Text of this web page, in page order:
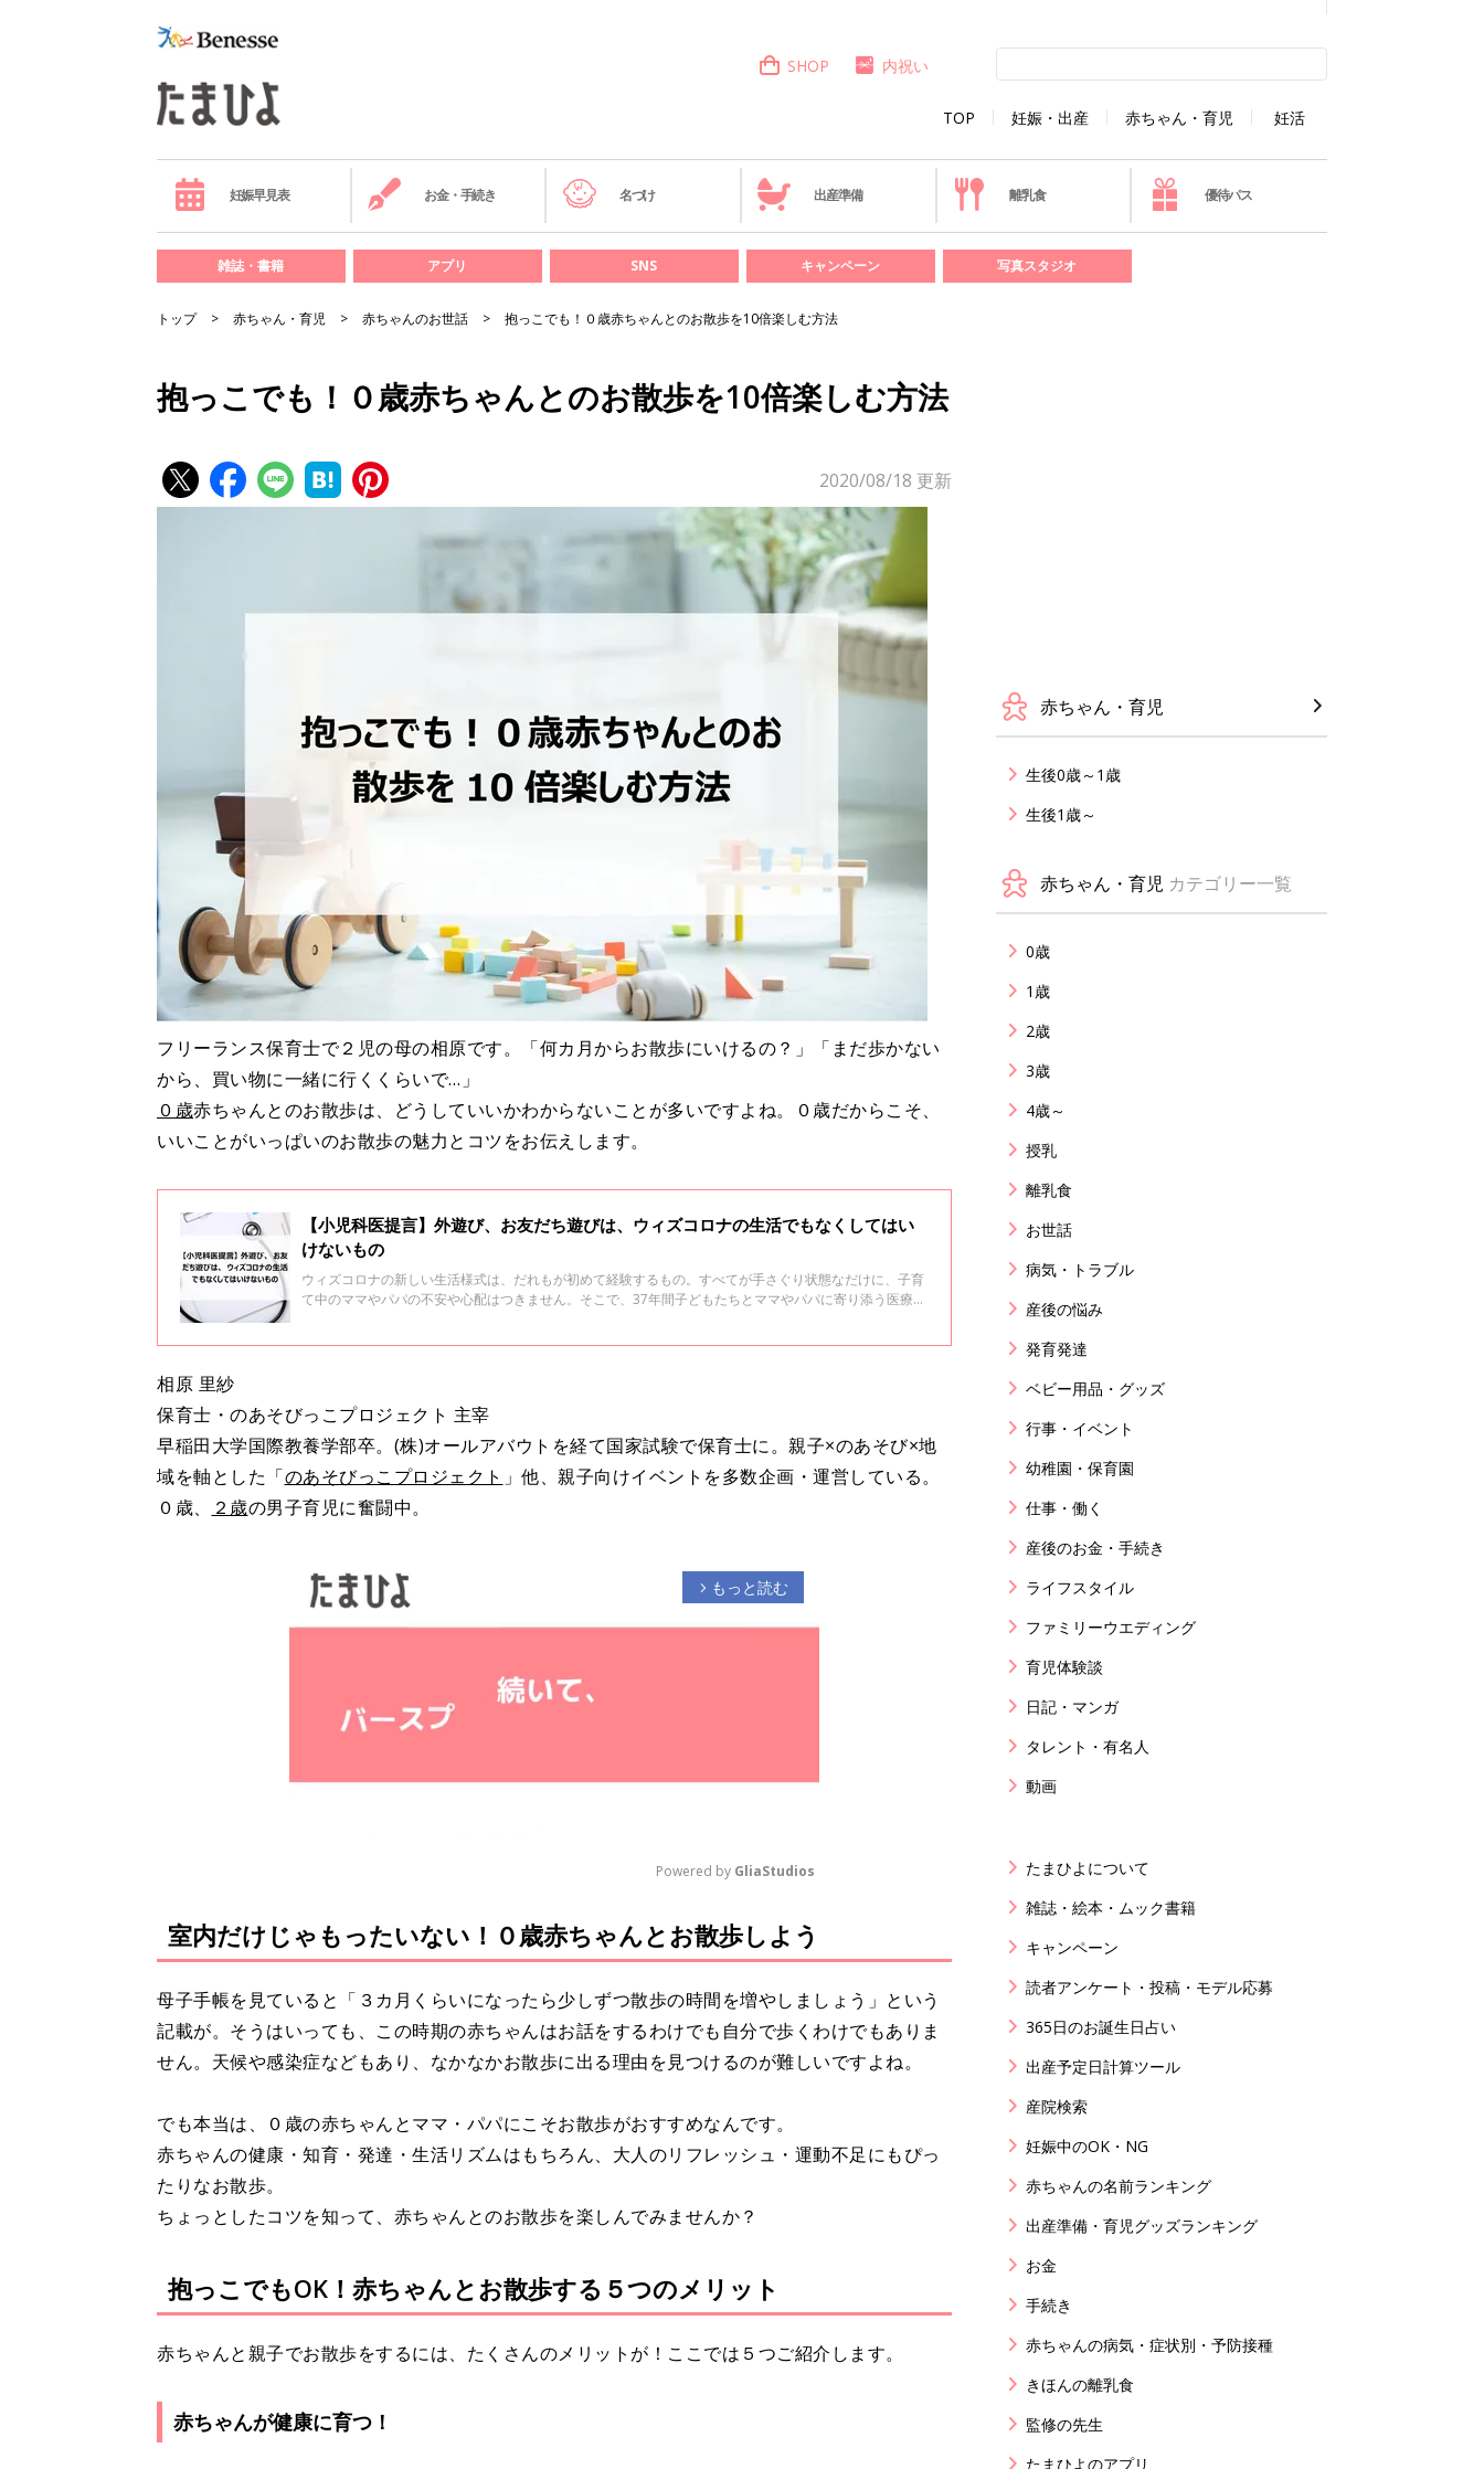
TOP 妊娠・出産 赤ちゃん・育児 妊活
SHOP 内祝い
妊娠早見表 お金・手続き 名づけ 出産準備 離乳食 優待パス
雑誌・書籍 アプリ SNS キャンペーン 写真スタジオ
トップ 赤ちゃん・育児 赤ちゃんのお世話 抱っこでも！０歳赤ちゃんとのお散歩を10倍楽しむ方法
抱っこでも！０歳赤ちゃんとのお散歩を10倍楽しむ方法
2020/08/18 更新
フリーランス保育士で２児の母の相原です。「何カ月からお散歩にいけるの？」「まだ歩かない
から、買い物に一緒に行くくらいで…」
０歳赤ちゃんとのお散歩は、どうしていいかわからないことが多いですよね。０歳だからこそ、
いいことがいっぱいのお散歩の魅力とコツをお伝えします。
【小児科医提言】外遊び、お友だち遊びは、ウィズコロナの生活でもなくしてはい
けないもの
ウィズコロナの新しい生活様式は、だれもが初めて経験するもの。すべてが手さぐり状態なだけに、子育
て中のママやパパの不安や心配はつきません。そこで、37年間子どもたちとママやパパに寄り添う医療を
相原 里紗
保育士・のあそびっこプロジェクト 主宰
早稲田大学国際教養学部卒。(株)オールアバウトを経て国家試験で保育士に。親子×のあそび×地
域を軸とした「のあそびっこプロジェクト 」他、親子向けイベントを多数企画・運営している。
０歳、
２歳の男子育児に奮闘中。
arrow_forward_ios もっと読む
M
u
t
e
Powered by GliaStudios
室内だけじゃもったいない！０歳赤ちゃんとお散歩しよう
母子手帳を見ていると「３カ月くらいになったら少しずつ散歩の時間を増やしましょう」という
記載が。そうはいっても、この時期の赤ちゃんはお話をするわけでも自分で歩くわけでもありま
せん。天候や感染症などもあり、なかなかお散歩に出る理由を見つけるのが難しいですよね。
でも本当は、０歳の赤ちゃんとママ・パパにこそお散歩がおすすめなんです。
赤ちゃんの健康・知育・発達・生活リズムはもちろん、大人のリフレッシュ・運動不足にもぴっ
たりなお散歩。
ちょっとしたコツを知って、赤ちゃんとのお散歩を楽しんでみませんか？
抱っこでもOK！赤ちゃんとお散歩する５つのメリット
赤ちゃんと親子でお散歩をするには、たくさんのメリットが！ここでは５つご紹介します。
赤ちゃんが健康に育つ！
赤ちゃん・育児
生後0歳～1歳
生後1歳～
赤ちゃん・育児 カテゴリー一覧
0歳
1歳
2歳
3歳
4歳～
授乳
離乳食
お世話
病気・トラブル
産後の悩み
発育発達
ベビー用品・グッズ
行事・イベント
幼稚園・保育園
仕事・働く
産後のお金・手続き
ライフスタイル
ファミリーウエディング
育児体験談
日記・マンガ
タレント・有名人
動画
たまひよについて
雑誌・絵本・ムック書籍
キャンペーン
読者アンケート・投稿・モデル応募
365日のお誕生日占い
出産予定日計算ツール
産院検索
妊娠中のOK・NG
赤ちゃんの名前ランキング
出産準備・育児グッズランキング
お金
手続き
赤ちゃんの病気・症状別・予防接種
きほんの離乳食
監修の先生
たまひよのアプリ